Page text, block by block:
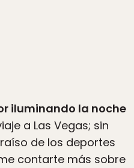
iluminando la noche
a Las Vegas; sin
de los deportes
contarte más sobre